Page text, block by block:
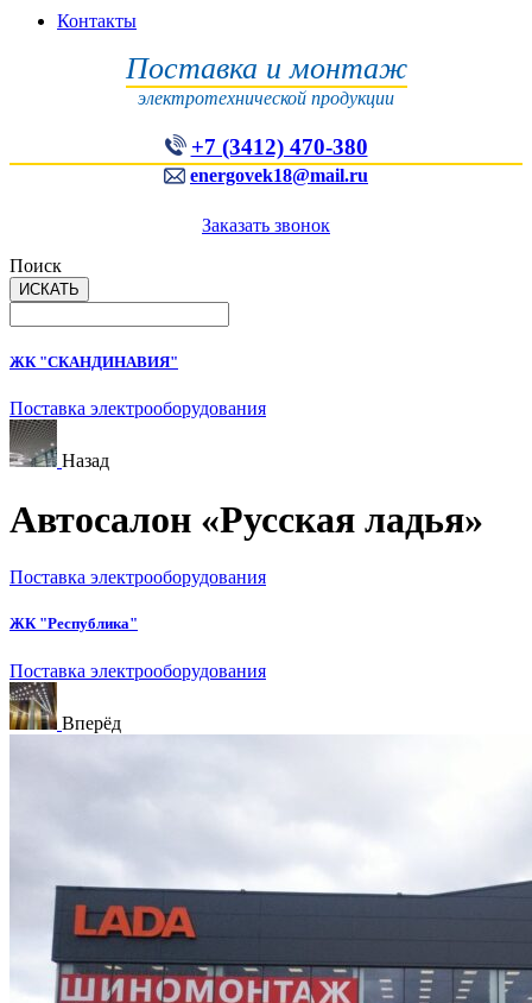
Контакты
Поставка и монтаж
электротехнической продукции
+7 (3412) 470-380
energovek18@mail.ru
Заказать звонок
Поиск
ЖК "СКАНДИНАВИЯ"
Поставка электрооборудования
Назад
Автосалон «Русская ладья»
Поставка электрооборудования
ЖК "Республика"
Поставка электрооборудования
Вперёд